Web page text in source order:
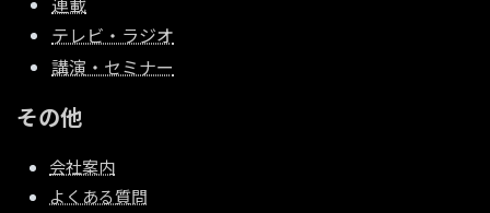
テレビ・ラジオ
講演・セミナー
その他
会社案内
よくある質問